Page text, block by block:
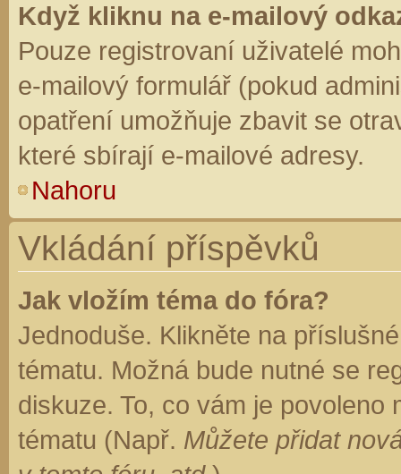
Když kliknu na e-mailový
Pouze registrovaní uživatelé
e-mailový formulář (pokud
opatření umožňuje zbavit se
které sbírají e-mailové adresy.
Nahoru
Vkládání příspěvků
Jak vložím téma do fóra?
Jednoduše. Klikněte na
tématu. Možná bude nutné se
diskuze. To, co vám je
tématu (Např. Můžete přidat